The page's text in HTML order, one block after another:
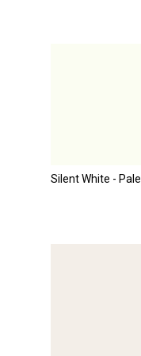
Silent White - Pale